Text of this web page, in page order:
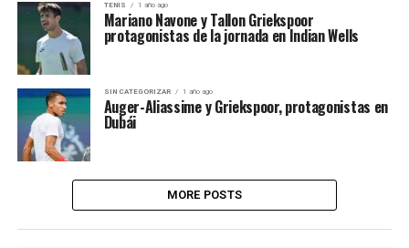
TENIS 1 año ago
Mariano Navone y Tallon Griekspoor
protagonistas de la jornada en Indian Wells
SIN CATEGORIZAR 1 año ago
Auger-Aliassime y Griekspoor, protagonistas en
Dubái
MORE POSTS